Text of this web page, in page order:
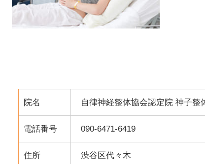
院名 自律神経整体協会認定院 神子整
電話番号 090-6471-6419
住所 渋谷区代々木